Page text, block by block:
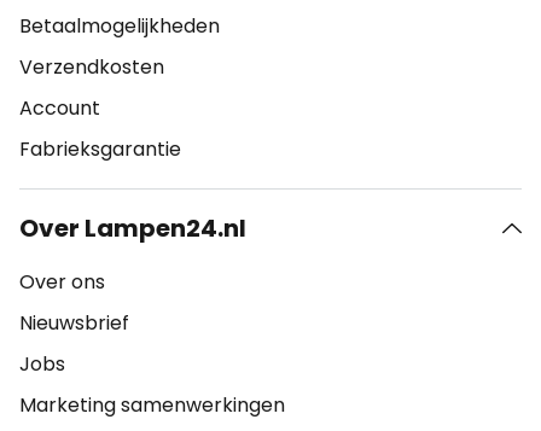
Betaalmogelijkheden
Verzendkosten
Account
Fabrieksgarantie
Over Lampen24.nl
Over ons
Nieuwsbrief
Jobs
Marketing samenwerkingen